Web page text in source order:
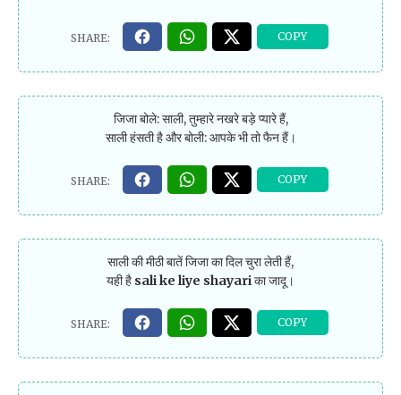
जिजा बोले: साली, तुम्हारे नखरे बड़े प्यारे हैं,
साली हंसती है और बोली: आपके भी तो फैन हैं।
साली की मीठी बातें जिजा का दिल चुरा लेती हैं,
यही है sali ke liye shayariका जादू।